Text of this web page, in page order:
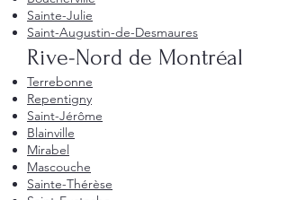
Sainte-Julie
Saint-Augustin-de-Desmaures
Rive-Nord de Montréal
Terrebonne
Repentigny
Saint-Jérôme
Blainville
Mirabel
Mascouche
Sainte-Thérèse